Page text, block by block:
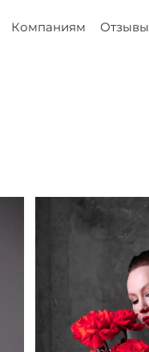
Компаниям Отзывы